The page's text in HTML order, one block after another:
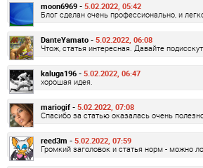
moon6969 - 5.02.2022, 05:42
Блог сделан очень профессионально, и
DanteYamato - 5.02.2022, 06:08
Чтож, статья интересная. Давайте
kaluga196 - 5.02.2022, 06:47
хорошая идея.
mariogif - 5.02.2022, 07:08
Спасибо за статью оказалась очень
reed3m - 5.02.2022, 07:59
Громкий заголовок и статья норм - можно